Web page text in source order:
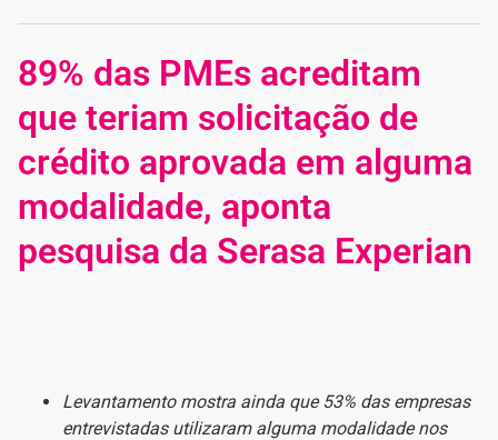
89% das PMEs acreditam
que teriam solicitação de
crédito aprovada em alguma
modalidade, aponta
pesquisa da Serasa Experian
Levantamento mostra ainda que 53% das empresas
entrevistadas utilizaram alguma modalidade nos